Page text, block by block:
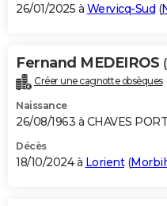
S'inscrire
Se connecter
Lycées
Collèges
Primaires
Universités
Entreprises
Service militaire
Avis de recherche
AVIS DE DÉCÈS
Bricolage
Lifestyle
Culture
Sport
Auto
Television
Voyage
Cinema
26/01/2025 à Wervicq-Sud (
Fernand MEDEIROS
Créer une cagnotte obsèques
Naissance
26/08/1963 à CHAVES
Décès
18/10/2024 à Lorient(